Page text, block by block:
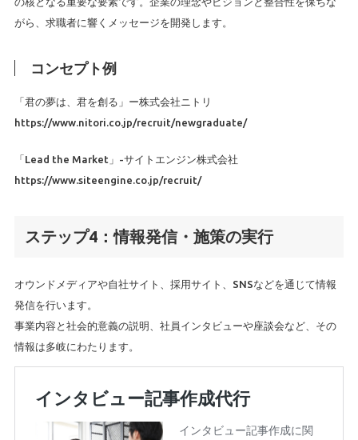
がら、求職者に響くメッセージを開発します。
コンセプト例
「君の夢は、君を創る」ー株式会社ニトリ
https://www.nitori.co.jp/recruit/newgraduate/
「Lead the Market」-サイトエンジン株式会社
https://www.siteengine.co.jp/recruit/
ステップ4：情報発信・施策の実行
オウンドメディアや自社サイト、採用サイト、SNSなどを通じて情報
発信を行います。
事業内容と社会的意義の説明、社員インタビューや座談会など、その
情報は多岐にわたります。